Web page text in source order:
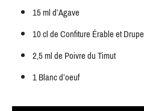
15 ml d’Agave
10 cl de Confiture Érable et Drupe
2,5 ml de Poivre du Timut
1 Blanc d’oeuf